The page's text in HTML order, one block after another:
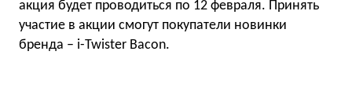
акция будет проводиться по 12 февраля. Принять
участие в акции смогут покупатели новинки
бренда – i-Twister Bacon.